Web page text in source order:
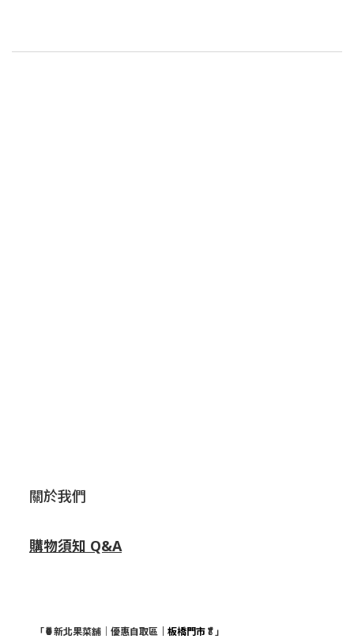
關於我們
購物須知 Q&A
「🍍新北果菜舖｜優惠自取區 ｜板橋門市🥬」